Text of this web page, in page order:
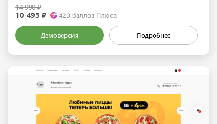
14 990 ₽
10 493 ₽ 420баллов Плюса
Демоверсия Подробнее